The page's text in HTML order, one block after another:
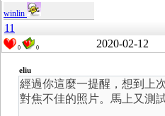
winlin
11
0 0 2020-02-12
eliu
經過你這麼一提醒，想到上
對焦不佳的照片。馬上又測試